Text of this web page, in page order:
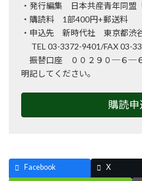
・発行編集 日本共産青年同盟
・購読料 1部400円+郵送料
・申込先 新時代社 東京都渋
TEL 03-3372-9401/FAX 03-
振替口座 ００２９０─６─
明記してください。
購読申
Facebook X